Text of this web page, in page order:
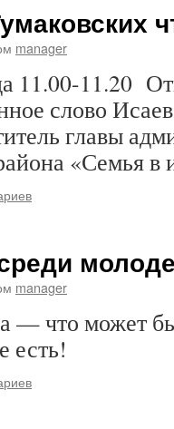
manager
11.00-11.20
слово
главы
«Семья в
manager
— что может
есть!